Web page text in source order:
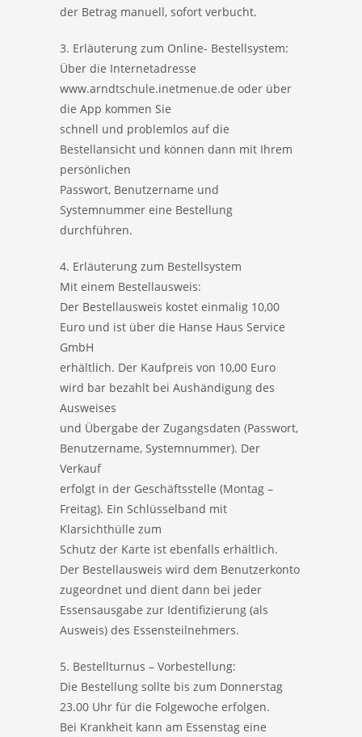
der Betrag manuell, sofort verbucht.
3. Erläuterung zum Online- Bestellsystem:
Über die Internetadresse
www.arndtschule.inetmenue.de oder über
die App kommen Sie
schnell und problemlos auf die
Bestellansicht und können dann mit Ihrem
persönlichen
Passwort, Benutzername und
Systemnummer eine Bestellung
durchführen.
4. Erläuterung zum Bestellsystem
Mit einem Bestellausweis:
Der Bestellausweis kostet einmalig 10,00
Euro und ist über die Hanse Haus Service
GmbH
erhältlich. Der Kaufpreis von 10,00 Euro
wird bar bezahlt bei Aushändigung des
Ausweises
und Übergabe der Zugangsdaten (Passwort,
Benutzername, Systemnummer). Der
Verkauf
erfolgt in der Geschäftsstelle (Montag –
Freitag). Ein Schlüsselband mit
Klarsichthülle zum
Schutz der Karte ist ebenfalls erhältlich.
Der Bestellausweis wird dem Benutzerkonto
zugeordnet und dient dann bei jeder
Essensausgabe zur Identifizierung (als
Ausweis) des Essensteilnehmers.
5. Bestellturnus – Vorbestellung:
Die Bestellung sollte bis zum Donnerstag
23.00 Uhr für die Folgewoche erfolgen.
Bei Krankheit kann am Essenstag eine